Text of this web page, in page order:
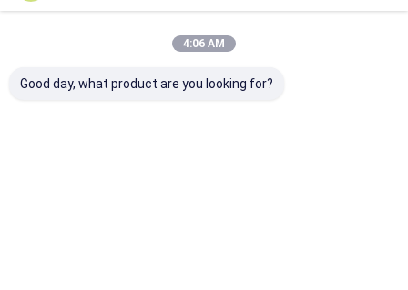
4:06 AM
Good day, what product are you looking for?